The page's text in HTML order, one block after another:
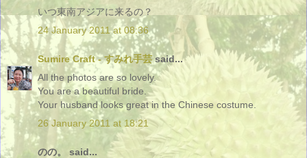
いつ東南アジアに来るの？
24 January 2011 at 08:36
Sumire Craft - すみれ手芸said...
All the photos are so lovely.
You are a beautiful bride.
Your husband looks great in the Chinese costume.
26 January 2011 at 18:21
のの。 said...